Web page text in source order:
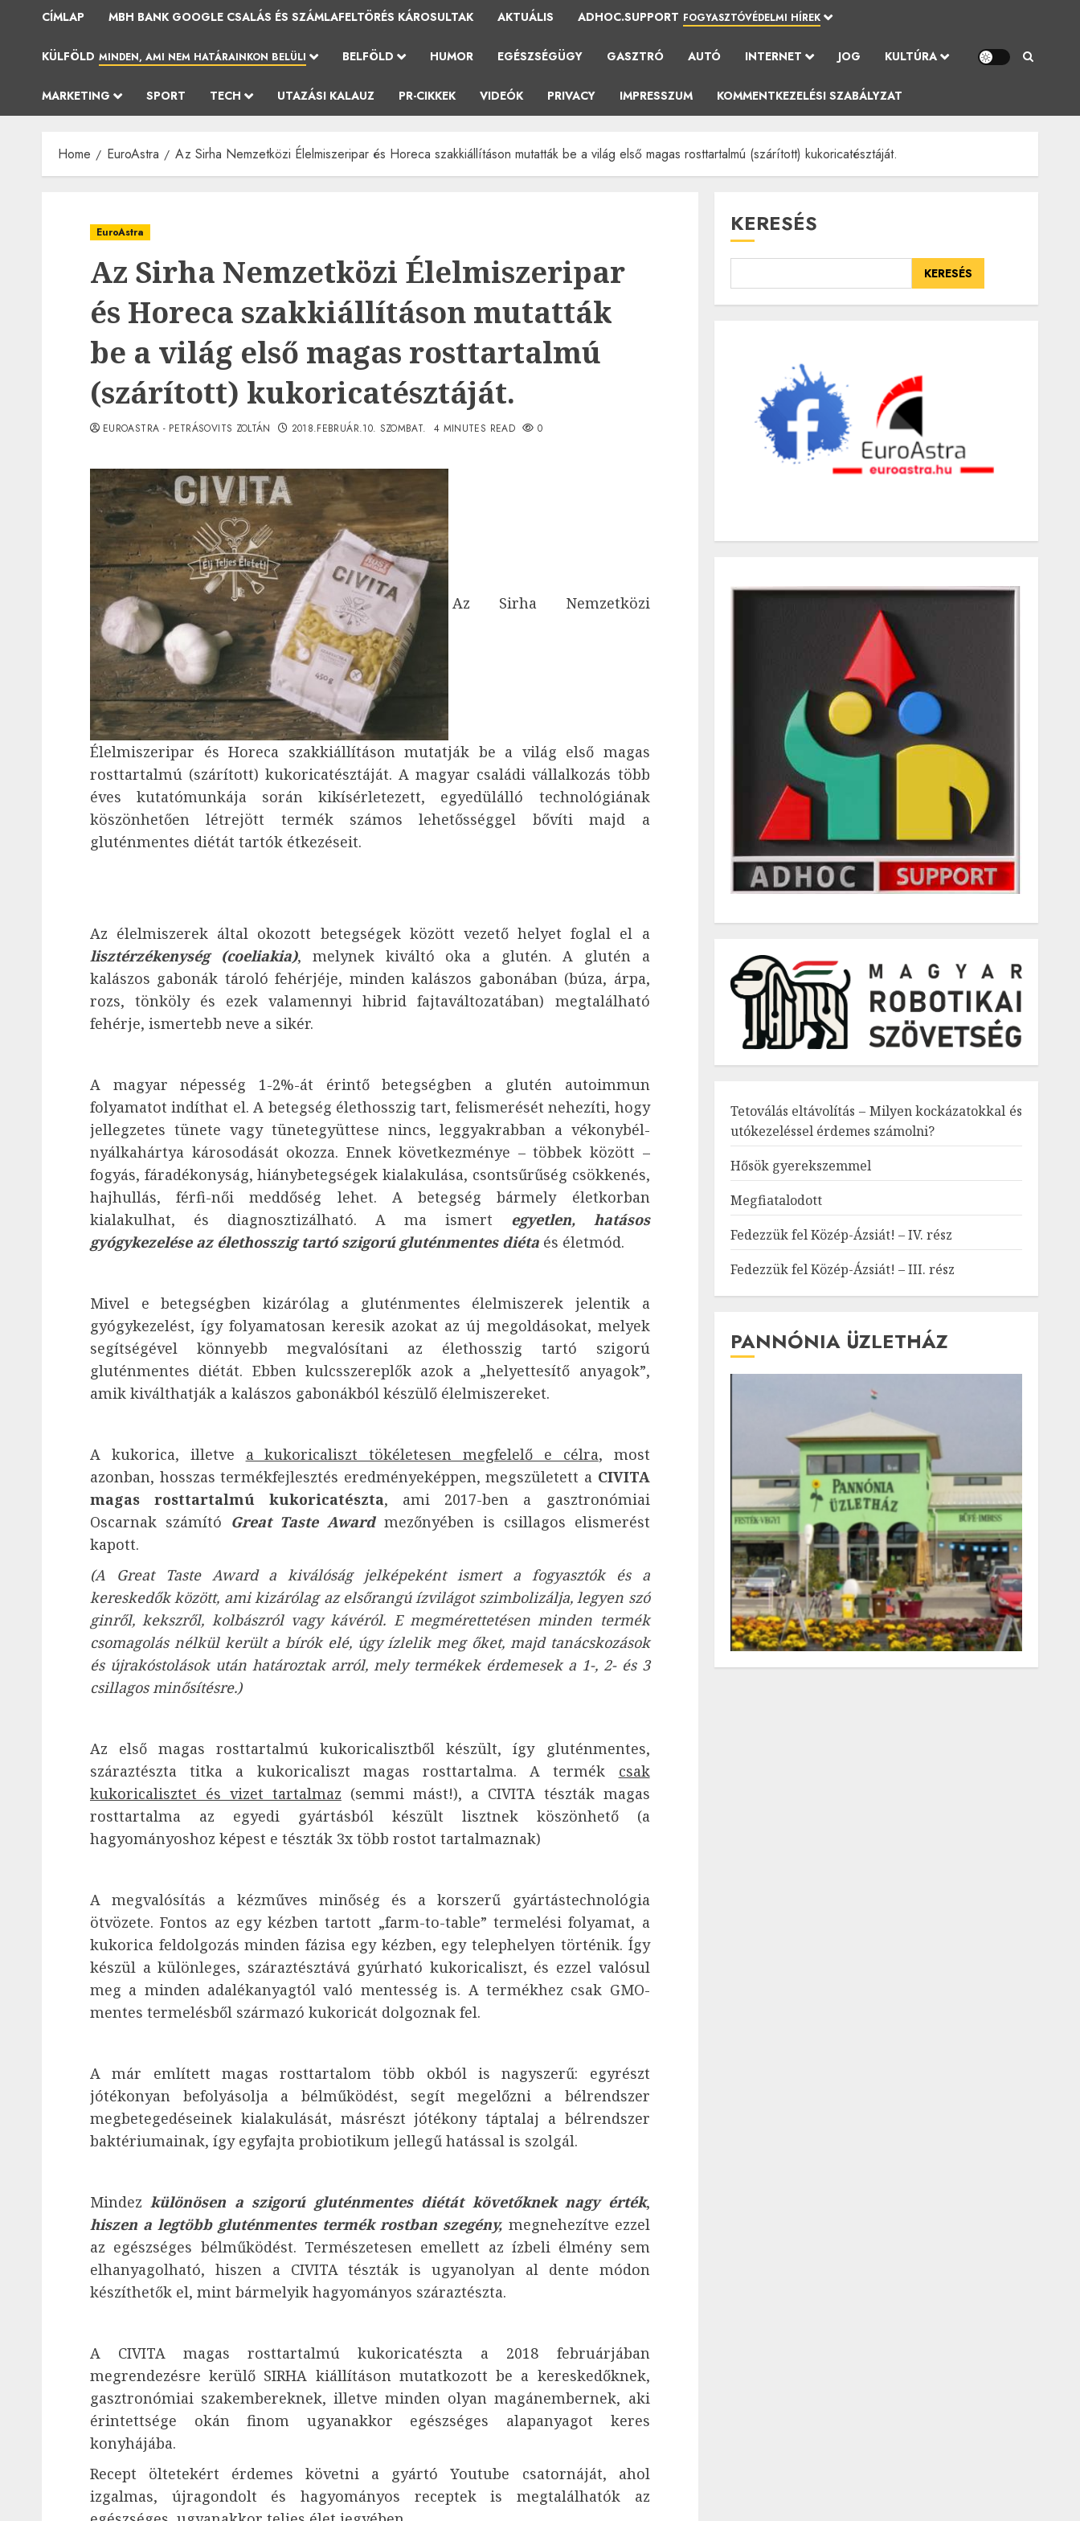
CÍMLAP MBH BANK GOOGLE CSALÁS ÉS SZÁMLAFELTÖRÉS KÁROSULTAK AKTUÁLIS ADHOC.SUPPORT FOGYASZTÓVÉDELMI HÍREK
KÜLFÖLD MINDEN, AMI NEM HATÁRAINKON BELÜLI BELFÖLD HUMOR EGÉSZSÉGÜGY GASZTRÓ AUTÓ INTERNET JOG KULTÚRA
MARKETING SPORT TECH UTAZÁSI KALAUZ PR-CIKKEK VIDEÓK PRIVACY IMPRESSZUM KOMMENTKEZELÉSI SZABÁLYZAT
Home EuroAstra Az Sirha Nemzetközi Élelmiszeripar és Horeca szakkiállításon mutatták be a világ első magas rosttartalmú (szárított) kukoricatésztáját.
EuroAstra
Az Sirha Nemzetközi Élelmiszeripar
és Horeca szakkiállításon mutatták
be a világ első magas rosttartalmú
(szárított) kukoricatésztáját.
EUROASTRA - PETRÁSOVITS ZOLTÁN 2018.FEBRUÁR.10. SZOMBAT. 4 MINUTES READ 0
Az Sirha Nemzetközi
Élelmiszeripar és Horeca szakkiállításon mutatják be a világ első magas
rosttartalmú (szárított) kukoricatésztáját. A magyar családi vállalkozás több
éves kutatómunkája során kikísérletezett, egyedülálló technológiának
köszönhetően létrejött termék számos lehetősséggel bővíti majd a
gluténmentes diétát tartók étkezéseit.
Az élelmiszerek által okozott betegségek között vezető helyet foglal el a
lisztérzékenység
(coeliakia), melynek kiváltó oka a glutén. A glutén a
kalászos gabonák tároló fehérjéje, minden kalászos gabonában (búza, árpa,
rozs, tönköly és ezek valamennyi hibrid fajtaváltozatában) megtalálható
fehérje, ismertebb neve a sikér.
A magyar népesség 1-2%-át érintő betegségben a glutén autoimmun
folyamatot indíthat el. A betegség élethosszig tart, felismerését nehezíti, hogy
jellegzetes tünete vagy tünetegyüttese nincs, leggyakrabban a vékonybél-
nyálkahártya károsodását okozza. Ennek következménye – többek között –
fogyás, fáradékonyság, hiánybetegségek kialakulása, csontsűrűség csökkenés,
hajhullás, férfi-női meddőség lehet. A betegség bármely életkorban
kialakulhat, és diagnosztizálható. A ma ismert egyetlen, hatásos
gyógykezelése az élethosszig tartó szigorú gluténmentes diéta és életmód.
Mivel e betegségben kizárólag a gluténmentes élelmiszerek jelentik a
gyógykezelést, így folyamatosan keresik azokat az új megoldásokat, melyek
segítségével könnyebb megvalósítani az élethosszig tartó szigorú
gluténmentes diétát. Ebben kulcsszereplők azok a „helyettesítő anyagok”,
amik kiválthatják a kalászos gabonákból készülő élelmiszereket.
A kukorica, illetve a kukoricaliszt tökéletesen megfelelő e célra, most
azonban, hosszas termékfejlesztés eredményeképpen, megszületett a CIVITA
magas rosttartalmú kukoricatészta, ami 2017-ben a gasztronómiai
Oscarnak számító Great Taste Awardmezőnyében is csillagos elismerést
kapott.
(A Great Taste Award a kiválóság jelképeként ismert a fogyasztók és a
kereskedők között, ami kizárólag az elsőrangú ízvilágot szimbolizálja, legyen szó
ginről, kekszről, kolbászról vagy kávéról. E megmérettetésen minden termék
csomagolás nélkül került a bírók elé, úgy ízlelik meg őket, majd tanácskozások
és újrakóstolások után határoztak arról, mely termékek érdemesek a 1-, 2- és 3
csillagos minősítésre.)
Az első magas rosttartalmú kukoricalisztből készült, így gluténmentes,
száraztészta titka a kukoricaliszt magas rosttartalma. A termék csak
kukoricalisztet és vizet tartalmaz (semmi mást!), a CIVITA tészták magas
rosttartalma az egyedi gyártásból készült lisztnek köszönhető (a
hagyományoshoz képest e tészták 3x több rostot tartalmaznak)
A megvalósítás a kézműves minőség és a korszerű gyártástechnológia
ötvözete. Fontos az egy kézben tartott „farm-to-table” termelési folyamat, a
kukorica feldolgozás minden fázisa egy kézben, egy telephelyen történik. Így
készül a különleges, száraztésztává gyúrható kukoricaliszt, és ezzel valósul
meg a minden adalékanyagtól való mentesség is. A termékhez csak GMO-
mentes termelésből származó kukoricát dolgoznak fel.
A már említett magas rosttartalom több okból is nagyszerű: egyrészt
jótékonyan befolyásolja a bélműködést, segít megelőzni a bélrendszer
megbetegedéseinek kialakulását, másrészt jótékony táptalaj a bélrendszer
baktériumainak, így egyfajta probiotikum jellegű hatással is szolgál.
Mindezkülönösen a szigorú gluténmentes diétát követőknek nagy érték,
hiszen a legtöbb gluténmentes termék rostban szegény, megnehezítve ezzel
az egészséges bélműködést. Természetesen emellett az ízbeli élmény sem
elhanyagolható, hiszen a CIVITA tészták is ugyanolyan al dente módon
készíthetők el, mint bármelyik hagyományos száraztészta.
A CIVITA magas rosttartalmú kukoricatészta a 2018 februárjában
megrendezésre kerülő SIRHA kiállításon mutatkozott be a kereskedőknek,
gasztronómiai szakembereknek, illetve minden olyan magánembernek, aki
érintettsége okán finom ugyanakkor egészséges alapanyagot keres
konyhájába.
Recept öltetekért érdemes követni a gyártó Youtube csatornáját, ahol
izgalmas, újragondolt és hagyományos receptek is megtalálhatók az
KERESÉS
KERESÉS
Tetoválás eltávolítás – Milyen kockázatokkal és
utókezeléssel érdemes számolni?
Hősök gyerekszemmel
Megfiatalodott
Fedezzük fel Közép-Ázsiát! – IV. rész
Fedezzük fel Közép-Ázsiát! – III. rész
PANNÓNIA ÜZLETHÁZ